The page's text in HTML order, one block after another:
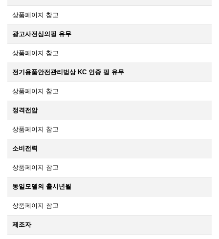
상품페이지 참고
광고사전심의필 유무
상품페이지 참고
전기용품안전관리법상 KC 인증 필 유무
상품페이지 참고
정격전압
상품페이지 참고
소비전력
상품페이지 참고
동일모델의 출시년월
상품페이지 참고
제조자